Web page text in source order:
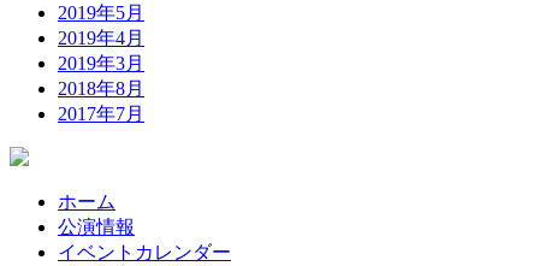
2019年5月
2019年4月
2019年3月
2018年8月
2017年7月
ホーム
公演情報
イベントカレンダー